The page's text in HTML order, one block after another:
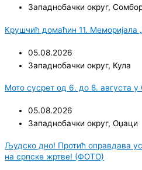
Западнобачки округ,
Крушчић домаћин 11. Меморијала
05.08.2026
Западнобачки округ, Кула
Мото сусрет од 6. до 8. августа
05.08.2026
Западнобачки округ, Оџаци
Људско дно! Протић оправдава
на српске жртве! (ФОТО)